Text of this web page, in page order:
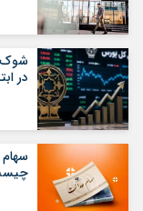
در